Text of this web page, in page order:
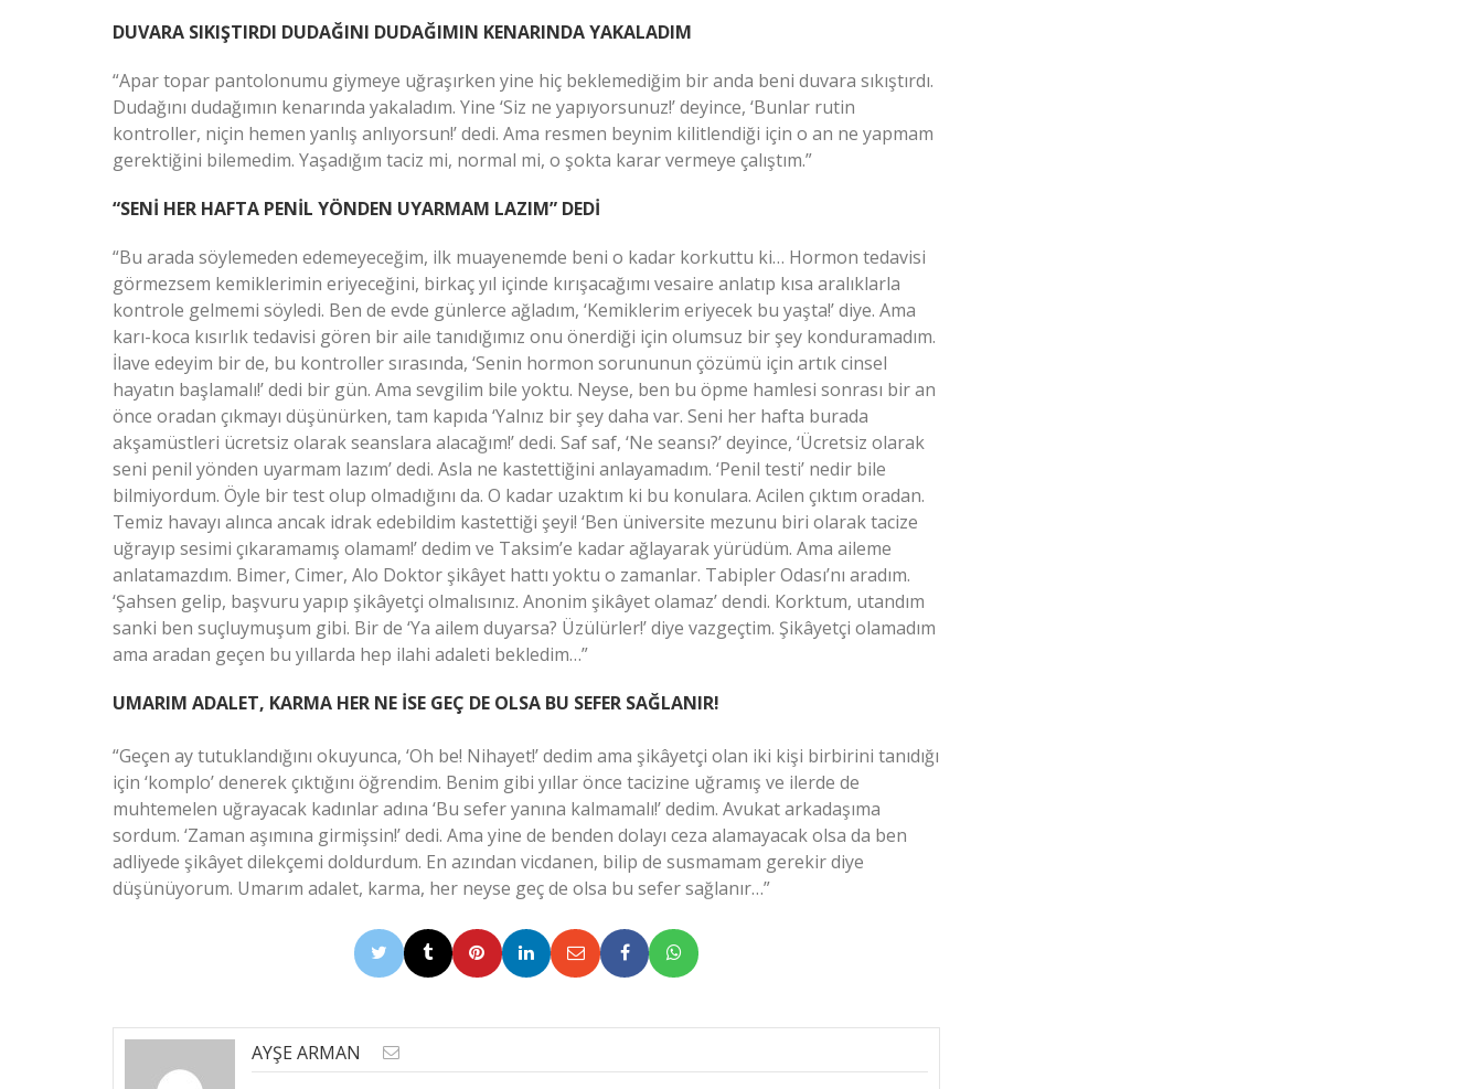
DUVARA SIKIŞTIRDI DUDAĞINI DUDAĞIMIN KENARINDA YAKALADIM
“Apar topar pantolonumu giymeye uğraşırken yine hiç beklemediğim bir anda beni duvara sıkıştırdı.
Dudağını dudağımın kenarında yakaladım. Yine ‘Siz ne yapıyorsunuz!’ deyince, ‘Bunlar rutin
kontroller, niçin hemen yanlış anlıyorsun!’ dedi. Ama resmen beynim kilitlendiği için o an ne yapmam
gerektiğini bilemedim. Yaşadığım taciz mi, normal mi, o şokta karar vermeye çalıştım.”
“SENİ HER HAFTA PENİL YÖNDEN UYARMAM LAZIM” DEDİ
“Bu arada söylemeden edemeyeceğim, ilk muayenemde beni o kadar korkuttu ki… Hormon tedavisi
görmezsem kemiklerimin eriyeceğini, birkaç yıl içinde kırışacağımı vesaire anlatıp kısa aralıklarla
kontrole gelmemi söyledi. Ben de evde günlerce ağladım, ‘Kemiklerim eriyecek bu yaşta!’ diye. Ama
karı-koca kısırlık tedavisi gören bir aile tanıdığımız onu önerdiği için olumsuz bir şey konduramadım.
İlave edeyim bir de, bu kontroller sırasında, ‘Senin hormon sorununun çözümü için artık cinsel
hayatın başlamalı!’ dedi bir gün. Ama sevgilim bile yoktu. Neyse, ben bu öpme hamlesi sonrası bir an
önce oradan çıkmayı düşünürken, tam kapıda ‘Yalnız bir şey daha var. Seni her hafta burada
akşamüstleri ücretsiz olarak seanslara alacağım!’ dedi. Saf saf, ‘Ne seansı?’ deyince, ‘Ücretsiz olarak
seni penil yönden uyarmam lazım’ dedi. Asla ne kastettiğini anlayamadım. ‘Penil testi’ nedir bile
bilmiyordum. Öyle bir test olup olmadığını da. O kadar uzaktım ki bu konulara. Acilen çıktım oradan.
Temiz havayı alınca ancak idrak edebildim kastettiği şeyi! ‘Ben üniversite mezunu biri olarak tacize
uğrayıp sesimi çıkaramamış olamam!’ dedim ve Taksim’e kadar ağlayarak yürüdüm. Ama aileme
anlatamazdım. Bimer, Cimer, Alo Doktor şikâyet hattı yoktu o zamanlar. Tabipler Odası’nı aradım.
‘Şahsen gelip, başvuru yapıp şikâyetçi olmalısınız. Anonim şikâyet olamaz’ dendi. Korktum, utandım
sanki ben suçluymuşum gibi. Bir de ‘Ya ailem duyarsa? Üzülürler!’ diye vazgeçtim. Şikâyetçi olamadım
ama aradan geçen bu yıllarda hep ilahi adaleti bekledim…”
UMARIM ADALET, KARMA HER NE İSE GEÇ DE OLSA BU SEFER SAĞLANIR!
“Geçen ay tutuklandığını okuyunca, ‘Oh be! Nihayet!’ dedim ama şikâyetçi olan iki kişi birbirini tanıdığı
için ‘komplo’ denerek çıktığını öğrendim. Benim gibi yıllar önce tacizine uğramış ve ilerde de
muhtemelen uğrayacak kadınlar adına ‘Bu sefer yanına kalmamalı!’ dedim. Avukat arkadaşıma
sordum. ‘Zaman aşımına girmişsin!’ dedi. Ama yine de benden dolayı ceza alamayacak olsa da ben
adliyede şikâyet dilekçemi doldurdum. En azından vicdanen, bilip de susmamam gerekir diye
düşünüyorum. Umarım adalet, karma, her neyse geç de olsa bu sefer sağlanır…”
AYŞE ARMAN